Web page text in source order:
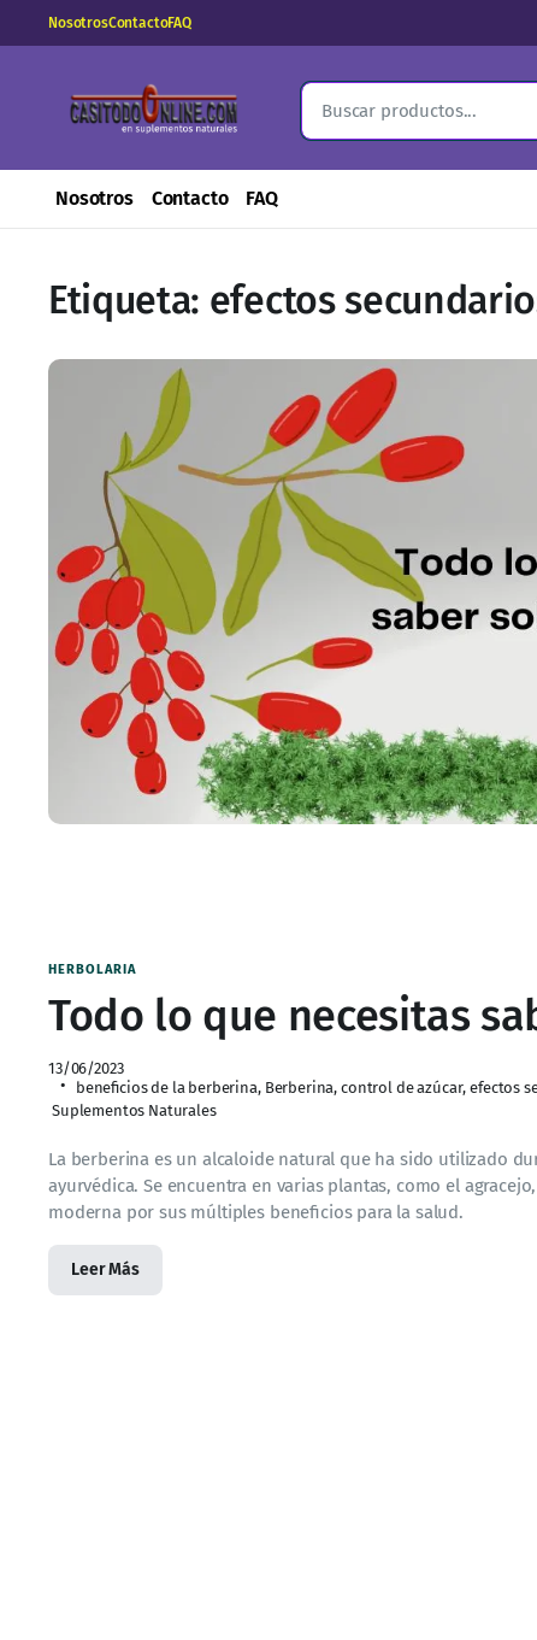
NosotrosContactoFAQ
Nosotros Contacto FAQ
Etiqueta: efectos
HERBOLARIA
Todo lo que necesitas
13/06/2023
beneficios de la berberina, Berberina, control de azúcar, efectos
Suplementos Naturales
La berberina es un alcaloide natural que ha sido utilizado
ayurvédica. Se encuentra en varias plantas, como el
moderna por sus múltiples beneficios para la salud.
Leer Más